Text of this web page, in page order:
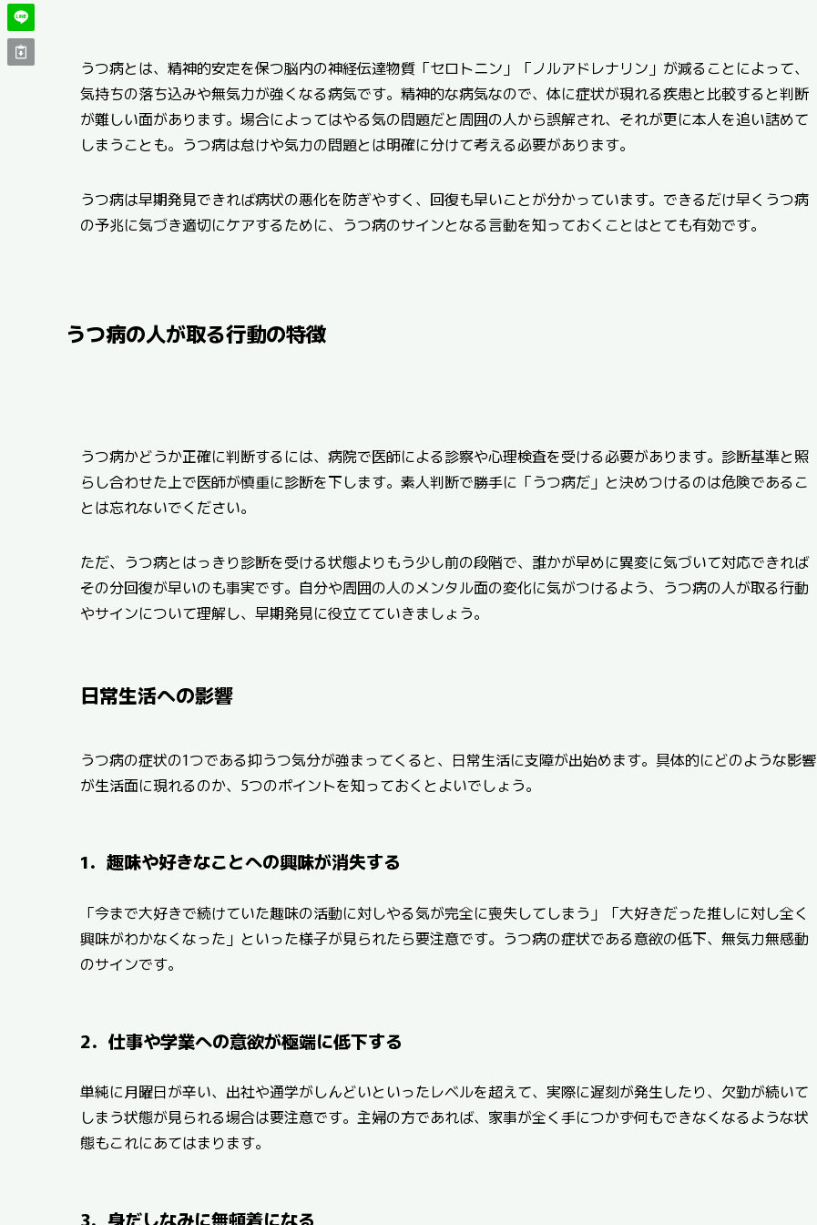
うつ病とは、精神的安定を保つ脳内の神経伝達物質「セロトニン」「ノルアドレナリン」が減ることによって、
気持ちの落ち込みや無気力が強くなる病気です。精神的な病気なので、体に症状が現れる疾患と比較すると判断
が難しい面があります。場合によってはやる気の問題だと周囲の人から誤解され、それが更に本人を追い詰めて
しまうことも。うつ病は怠けや気力の問題とは明確に分けて考える必要があります。
うつ病は早期発見できれば病状の悪化を防ぎやすく、回復も早いことが分かっています。できるだけ早くうつ病
の予兆に気づき適切にケアするために、うつ病のサインとなる言動を知っておくことはとても有効です。
うつ病の人が取る行動の特徴
うつ病かどうか正確に判断するには、病院で医師による診察や心理検査を受ける必要があります。診断基準と照
らし合わせた上で医師が慎重に診断を下します。素人判断で勝手に「うつ病だ」と決めつけるのは危険であるこ
とは忘れないでください。
ただ、うつ病とはっきり診断を受ける状態よりもう少し前の段階で、誰かが早めに異変に気づいて対応できれば
その分回復が早いのも事実です。自分や周囲の人のメンタル面の変化に気がつけるよう、うつ病の人が取る行動
やサインについて理解し、早期発見に役立てていきましょう。
日常生活への影響
うつ病の症状の1つである抑うつ気分が強まってくると、日常生活に支障が出始めます。具体的にどのような影響
が生活面に現れるのか、5つのポイントを知っておくとよいでしょう。
1．趣味や好きなことへの興味が消失する
「今まで大好きで続けていた趣味の活動に対しやる気が完全に喪失してしまう」「大好きだった推しに対し全く
興味がわかなくなった」といった様子が見られたら要注意です。うつ病の症状である意欲の低下、無気力無感動
のサインです。
2．仕事や学業への意欲が極端に低下する
単純に月曜日が辛い、出社や通学がしんどいといったレベルを超えて、実際に遅刻が発生したり、欠勤が続いて
しまう状態が見られる場合は要注意です。主婦の方であれば、家事が全く手につかず何もできなくなるような状
態もこれにあてはまります。
3．身だしなみに無頓着になる